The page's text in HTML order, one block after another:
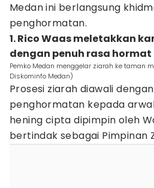
Medan ini berlangsung
penghormatan.
1. Rico Waas meletakkan
dengan penuh rasa hormat
Pemko Medan menggelar ziarah ke taman
Diskominfo Medan)
Prosesi ziarah diawali
penghormatan kepada
hening cipta dipimpin oleh
bertindak sebagai Pimpinan